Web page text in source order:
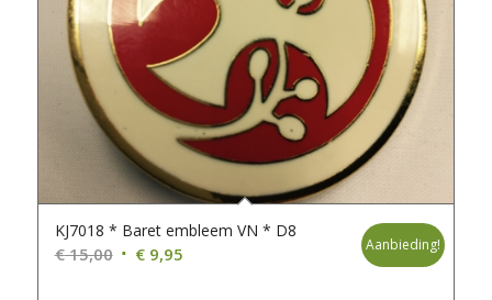
KJ7018 * Baret embleem VN * D8
€15,00 Oorspronkelijke
€9,95Huidige
Aanbieding!